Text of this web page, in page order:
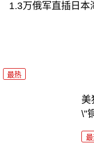
1.3万俄军直插日本
最热
美
\"